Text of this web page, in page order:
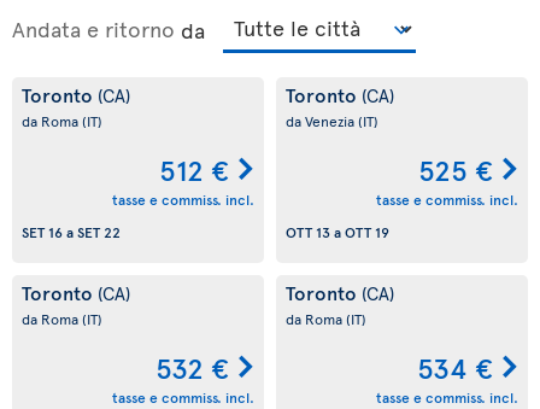
Andata e ritorno da
Toronto (CA)
da Roma(IT)
512 €
tasse e commiss. incl.
SET 16aSET 22
Toronto (CA)
da Venezia(IT)
525 €
tasse e commiss. incl.
OTT 13aOTT 19
Toronto (CA)
da Roma(IT)
532 €
tasse e commiss. incl.
Toronto (CA)
da Roma(IT)
534 €
tasse e commiss. incl.